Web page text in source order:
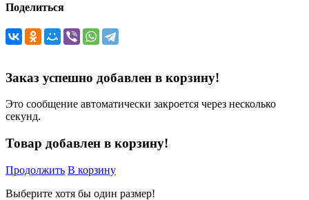
Поделиться
Заказ успешно добавлен в корзину!
Это сообщение автоматически закроется через несколько
секунд.
Товар добавлен в корзину!
Продолжить В корзину
Выберите хотя бы один размер!